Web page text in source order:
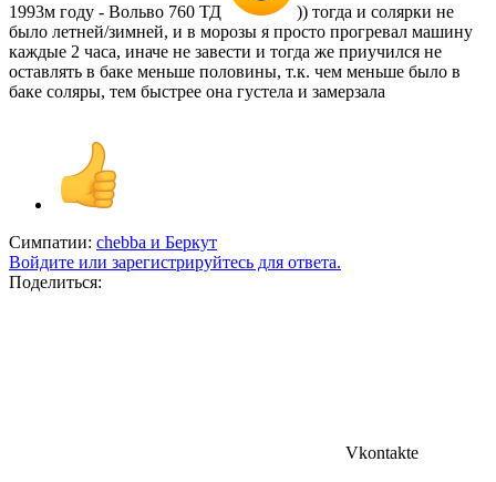
1993м году - Вольво 760 ТД
)) тогда и солярки не
было летней/зимней, и в морозы я просто прогревал машину
каждые 2 часа, иначе не завести и тогда же приучился не
оставлять в баке меньше половины, т.к. чем меньше было в
баке соляры, тем быстрее она густела и замерзала
Симпатии: chebba и Беркут
Войдите или зарегистрируйтесь для ответа.
Поделиться:
Vkontakte